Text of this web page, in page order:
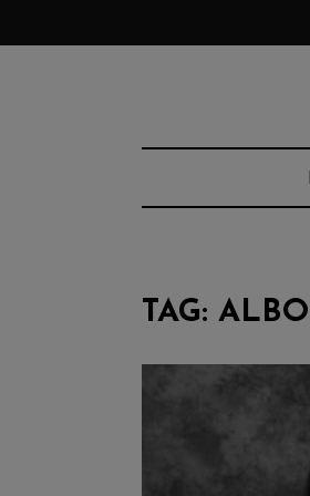
TAG: